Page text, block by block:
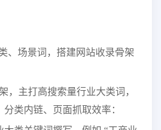
、场景词，搭建网站收录骨架
，主打高搜索量行业大类词，
类内链、页面抓取效率：